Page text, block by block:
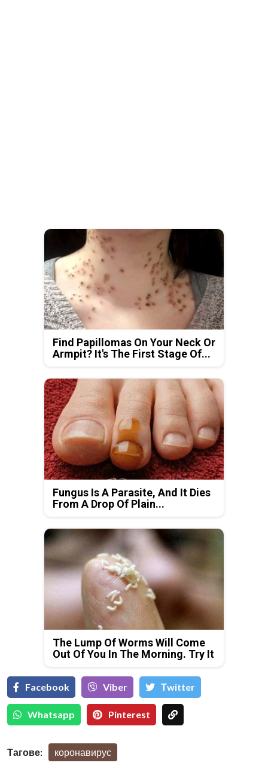
Find Papillomas On Your Neck Or
Armpit? It's The First Stage Of...
Fungus Is A Parasite, And It Dies
From A Drop Of Plain...
The Lump Of Worms Will Come
Out Of You In The Morning. Try It
Facebook Viber Тwitter
Whatsapp Pinterest
Тагове: коронавирус